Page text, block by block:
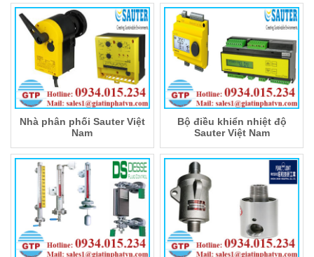
Nhà phân phối Sauter Việt
Nam
Bộ điều khiển nhiệt độ
Sauter Việt Nam